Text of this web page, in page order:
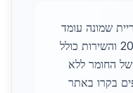
שמונה עומד
על 2900 שקל לטון בשנת 2026 והשירות כולל
של החומר ללא
בקרו באתר